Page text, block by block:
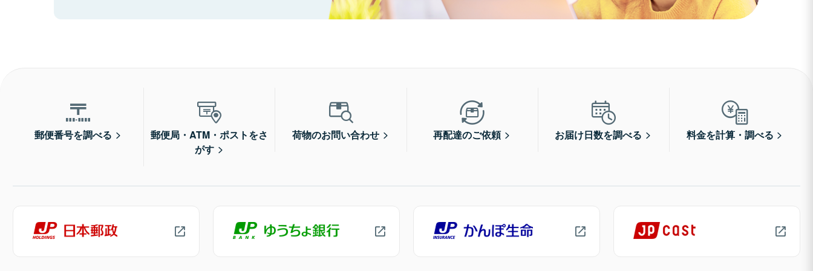
郵便番号を調べる
郵便局・ATM・ポストをさ
がす
荷物のお問い合わせ 再配達のご依頼 お届け日数を調べる 料金を計算・調べる